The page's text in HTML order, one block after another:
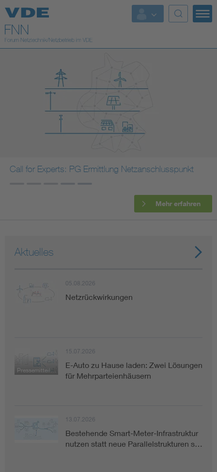
Top Themen
Fokusthemen
Energy
Health
Regelsetzung
Call for Experts: PG Ermittlung Netzanschlusspunkt
Mehr erfahren
Aktuelles
05.08.2026
Netzrückwirkungen
Pressemitteilung
15.07.2026
E-Auto zu Hause laden: Zwei Lösungen
für Mehrparteienhäusern
13.07.2026
Bestehende Smart-Meter-Infrastruktur
nutzen statt neue Parallelstrukturen s…